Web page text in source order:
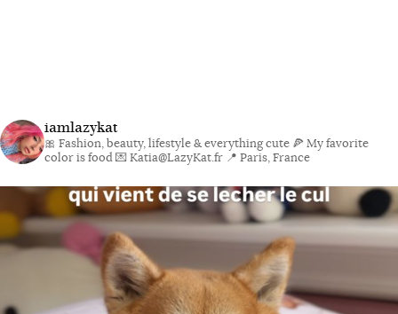
iamlazykat
🎀 Fashion, beauty, lifestyle & everything cute 🍕 My favorite
color is food💌 Katia@LazyKat.fr 📍 Paris, France